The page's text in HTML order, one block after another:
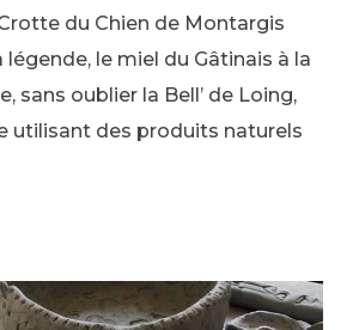
du Chien de Montargis
légende, le miel du Gâtinais à la
sans oublier la Bell’ de Loing,
utilisant des produits naturels